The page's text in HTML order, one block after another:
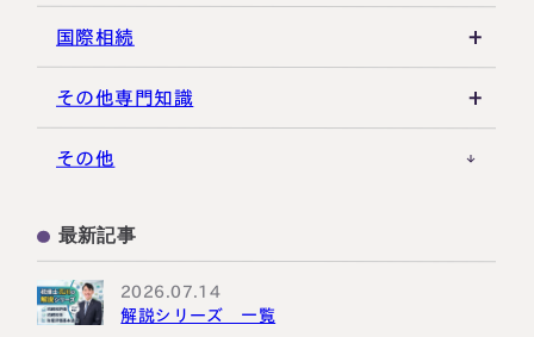
不動産活用
その他の相続対策
種類株式・名義株
役員関連
事業承継税制
合同会社・持分会社
医療法人
税理士選び・相談
税理士試験
税理士キャリア
国際相続
米国関連
海外不動産
国外転出時課税
その他専門知識
事例紹介
その他
最新記事
2026.07.14
解説シリーズ 一覧